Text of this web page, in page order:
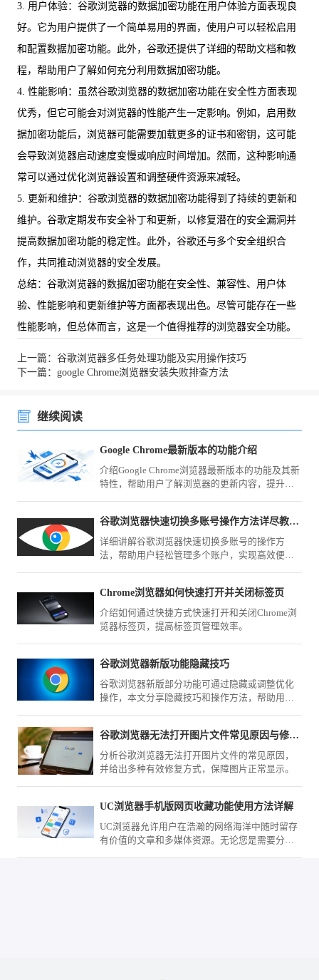
3. 用户体验：谷歌浏览器的数据加密功能在用户体验方面表现良
好。它为用户提供了一个简单易用的界面，使用户可以轻松启用
和配置数据加密功能。此外，谷歌还提供了详细的帮助文档和教
程，帮助用户了解如何充分利用数据加密功能。
4. 性能影响：虽然谷歌浏览器的数据加密功能在安全性方面表现
优秀，但它可能会对浏览器的性能产生一定影响。例如，启用数
据加密功能后，浏览器可能需要加载更多的证书和密钥，这可能
会导致浏览器启动速度变慢或响应时间增加。然而，这种影响通
常可以通过优化浏览器设置和调整硬件资源来减轻。
5. 更新和维护：谷歌浏览器的数据加密功能得到了持续的更新和
维护。谷歌定期发布安全补丁和更新，以修复潜在的安全漏洞并
提高数据加密功能的稳定性。此外，谷歌还与多个安全组织合
作，共同推动浏览器的安全发展。
总结：谷歌浏览器的数据加密功能在安全性、兼容性、用户体
验、性能影响和更新维护等方面都表现出色。尽管可能存在一些
性能影响，但总体而言，这是一个值得推荐的浏览器安全功能。
上一篇：谷歌浏览器多任务处理功能及实用操作技巧
下一篇：google Chrome浏览器安装失败排查方法
继续阅读
Google Chrome最新版本的功能介绍
介绍Google Chrome浏览器最新版本的功能及其新
特性，帮助用户了解浏览器的更新内容，提升使
谷歌浏览器快速切换多账号操作方法详尽教程完整分享
详细讲解谷歌浏览器快速切换多账号的操作方
法，帮助用户轻松管理多个账户，实现高效便捷
Chrome浏览器如何快速打开并关闭标签页
介绍如何通过快捷方式快速打开和关闭Chrome浏
览器标签页，提高标签页管理效率。
谷歌浏览器新版功能隐藏技巧
谷歌浏览器新版部分功能可通过隐藏或调整优化
操作，本文分享隐藏技巧和操作方法，帮助用户
谷歌浏览器无法打开图片文件常见原因与修复方式
分析谷歌浏览器无法打开图片文件的常见原因，
并给出多种有效修复方式，保障图片正常显示。
UC浏览器手机版网页收藏功能使用方法详解
UC浏览器允许用户在浩瀚的网络海洋中随时留存
有价值的文章和多媒体资源。无论您是需要分类